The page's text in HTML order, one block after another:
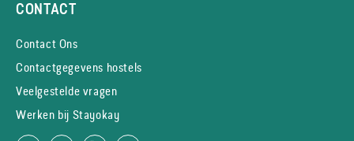
CONTACT
Contact Ons
Contactgegevens hostels
Veelgestelde vragen
Werken bij Stayokay